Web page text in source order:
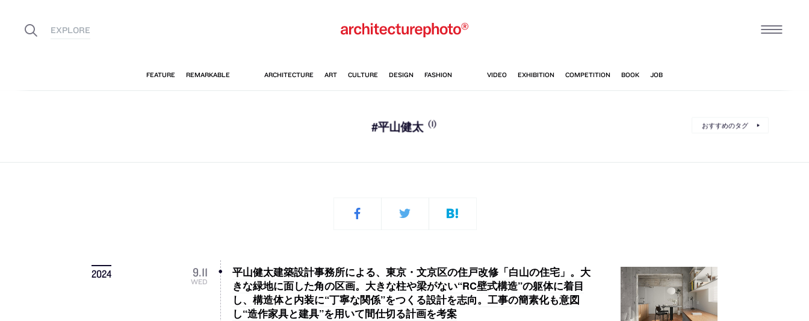
#平山健太 (1) おすすめのタグ
2024 9.11
WED
平山健太建築設計事務所による、東京・文京区の住戸改修「白山の住宅」。大
きな緑地に面した角の区画。大きな柱や梁がない“RC壁式構造”の躯体に着目
し、構造体と内装に“丁寧な関係”をつくる設計を志向。工事の簡素化も意図
し“造作家具と建具”を用いて間仕切る計画を考案